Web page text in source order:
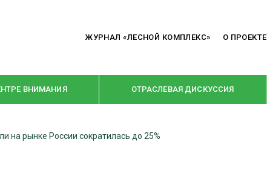
ЖУРНАЛ «ЛЕСНОЙ КОМПЛЕКС» О ПРОЕКТЕ
ВНИМАНИЯ ОТРАСЛЕВАЯ ДИСКУССИЯ
РУБРИКИ
на рынке России сократилась до 25%